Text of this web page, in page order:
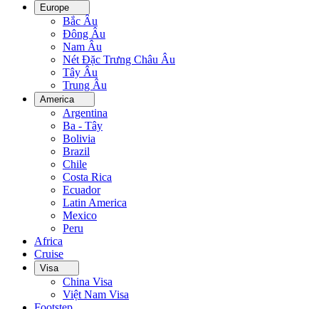
Europe
Bắc Âu
Đông Âu
Nam Âu
Nét Đặc Trưng Châu Âu
Tây Âu
Trung Âu
America
Argentina
Ba - Tây
Bolivia
Brazil
Chile
Costa Rica
Ecuador
Latin America
Mexico
Peru
Africa
Cruise
Visa
China Visa
Việt Nam Visa